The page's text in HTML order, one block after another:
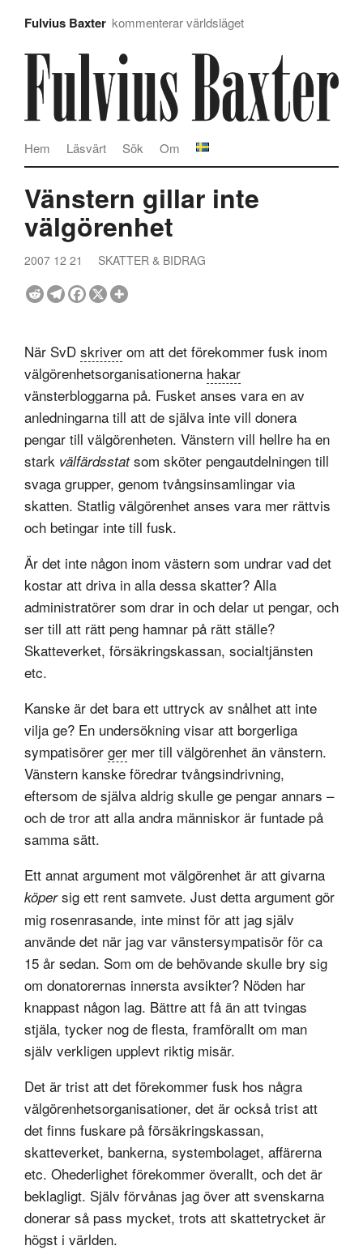
Fulvius Baxter kommenterar världsläget
Om
Sök
Läsvärt
Hem
Vänstern gillar inte
välgörenhet
2007 12 21 SKATTER & BIDRAG
När SvD skriver om att det förekommer fusk inom
välgörenhetsorganisationerna hakar
vänsterbloggarna på. Fusket anses vara en av
anledningarna till att de själva inte vill donera
pengar till välgörenheten. Vänstern vill hellre ha en
stark välfärdsstatsom sköter pengautdelningen till
svaga grupper, genom tvångsinsamlingar via
skatten. Statlig välgörenhet anses vara mer rättvis
och betingar inte till fusk.
Är det inte någon inom västern som undrar vad det
kostar att driva in alla dessa skatter? Alla
administratörer som drar in och delar ut pengar, och
ser till att rätt peng hamnar på rätt ställe?
Skatteverket, försäkringskassan, socialtjänsten
etc.
Kanske är det bara ett uttryck av snålhet att inte
vilja ge? En undersökning visar att borgerliga
sympatisörer ger mer till välgörenhet än vänstern.
Vänstern kanske föredrar tvångsindrivning,
eftersom de själva aldrig skulle ge pengar annars –
och de tror att alla andra människor är funtade på
samma sätt.
Ett annat argument mot välgörenhet är att givarna
köpersig ett rent samvete. Just detta argument gör
mig rosenrasande, inte minst för att jag själv
använde det när jag var vänstersympatisör för ca
15 år sedan. Som om de behövande skulle bry sig
om donatorernas innersta avsikter? Nöden har
knappast någon lag. Bättre att få än att tvingas
stjäla, tycker nog de flesta, framförallt om man
själv verkligen upplevt riktig misär.
Det är trist att det förekommer fusk hos några
välgörenhetsorganisationer, det är också trist att
det finns fuskare på försäkringskassan,
skatteverket, bankerna, systembolaget, affärerna
etc. Ohederlighet förekommer överallt, och det är
beklagligt. Själv förvånas jag över att svenskarna
donerar så pass mycket, trots att skattetrycket är
högst i världen.